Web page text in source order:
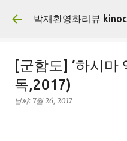
기
박재환영화리뷰
[군함도] ‘하시마
독,2017)
날짜: 7월 26, 2017